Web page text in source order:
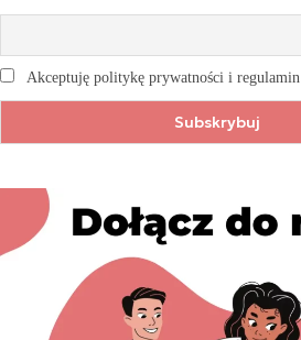
Akceptuję politykę prywatności i regulamin